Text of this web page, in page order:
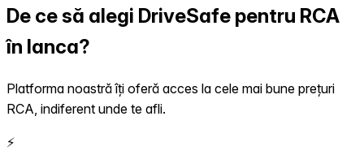
De ce să alegi DriveSafe pentru RCA
în Ianca?
Platforma noastră îți oferă acces la cele mai bune prețuri
RCA, indiferent unde te afli.
⚡